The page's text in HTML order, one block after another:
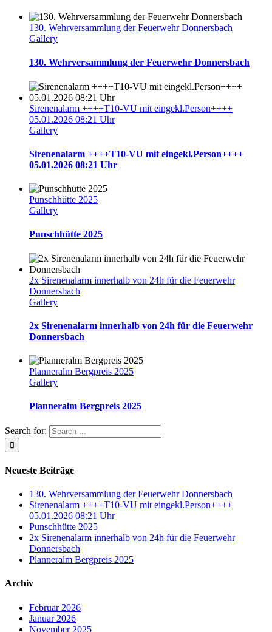
130. Wehrversammlung der Feuerwehr Donnersbach
Gallery
130. Wehrversammlung der Feuerwehr Donnersbach
Sirenenalarm ++++T10-VU mit eingekl.Person++++
05.01.2026 08:21 Uhr
Gallery
Sirenenalarm ++++T10-VU mit eingekl.Person++++
05.01.2026 08:21 Uhr
Punschhütte 2025
Gallery
Punschhütte 2025
2x Sirenenalarm innerhalb von 24h für die Feuerwehr
Donnersbach
Gallery
2x Sirenenalarm innerhalb von 24h für die Feuerwehr
Donnersbach
Planneralm Bergpreis 2025
Gallery
Planneralm Bergpreis 2025
Search for:
Neueste Beiträge
130. Wehrversammlung der Feuerwehr Donnersbach
Sirenenalarm ++++T10-VU mit eingekl.Person++++
05.01.2026 08:21 Uhr
Punschhütte 2025
2x Sirenenalarm innerhalb von 24h für die Feuerwehr
Donnersbach
Planneralm Bergpreis 2025
Archiv
Februar 2026
Januar 2026
November 2025